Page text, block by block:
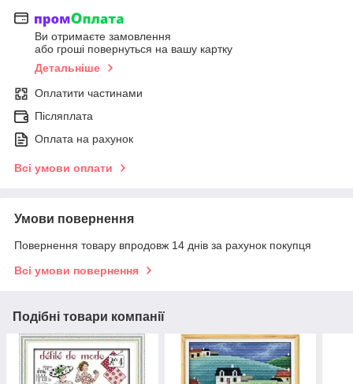
Ви отримаєте замовлення
або гроші повернуться на вашу картку
Детальніше
Оплатити частинами
Післяплата
Оплата на рахунок
Всі умови оплати
Умови повернення
Повернення товару впродовж 14 днів за рахунок покупця
Всі умови повернення
Подібні товари компанії